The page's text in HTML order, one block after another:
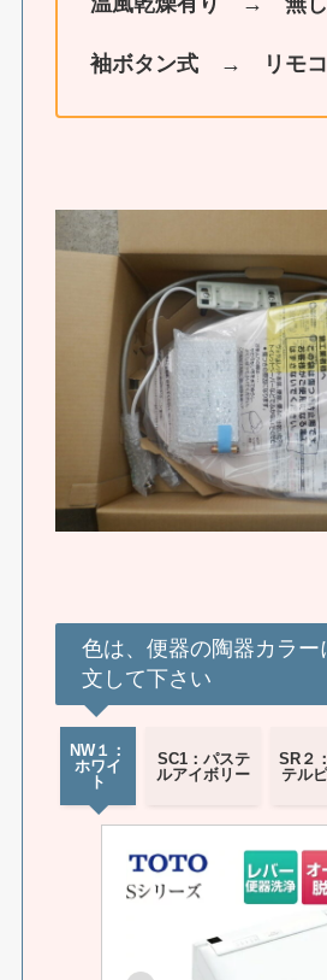
袖ボタン式→ リモ
色は、便器の陶器カラー
文して下さい
NW１：
ホワイ
ト
SC1：パステ
ルアイボリー
SR２
テル